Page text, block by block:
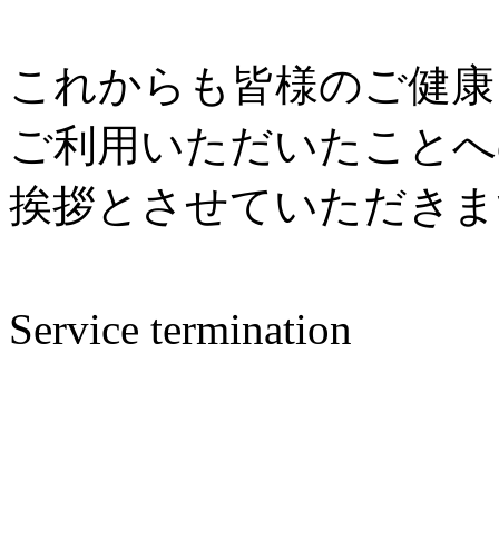
これからも皆様のご健
ご利用いただいたこと
挨拶とさせていただき
Service termination